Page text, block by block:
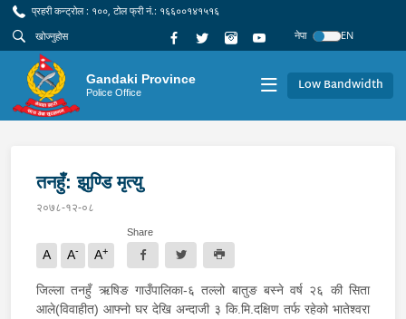
प्रहरी कन्ट्रोल : १००, टोल फ्री नं.: १६६००१४१५१६
नेपा
EN
Gandaki Province
Police Office Low Bandwidth
तनहुँ: झुण्डि मृत्यु
२०७८-१२-०८
A A- A+
Share
जिल्ला तनहुँ ऋषिङ गाउँपालिका-६ तल्लो बातुङ बस्ने वर्ष २६ की सिता
आले(विवाहीत) आफ्नो घर देखि अन्दाजी ३ कि.मि.दक्षिण तर्फ रहेको भातेश्वरा